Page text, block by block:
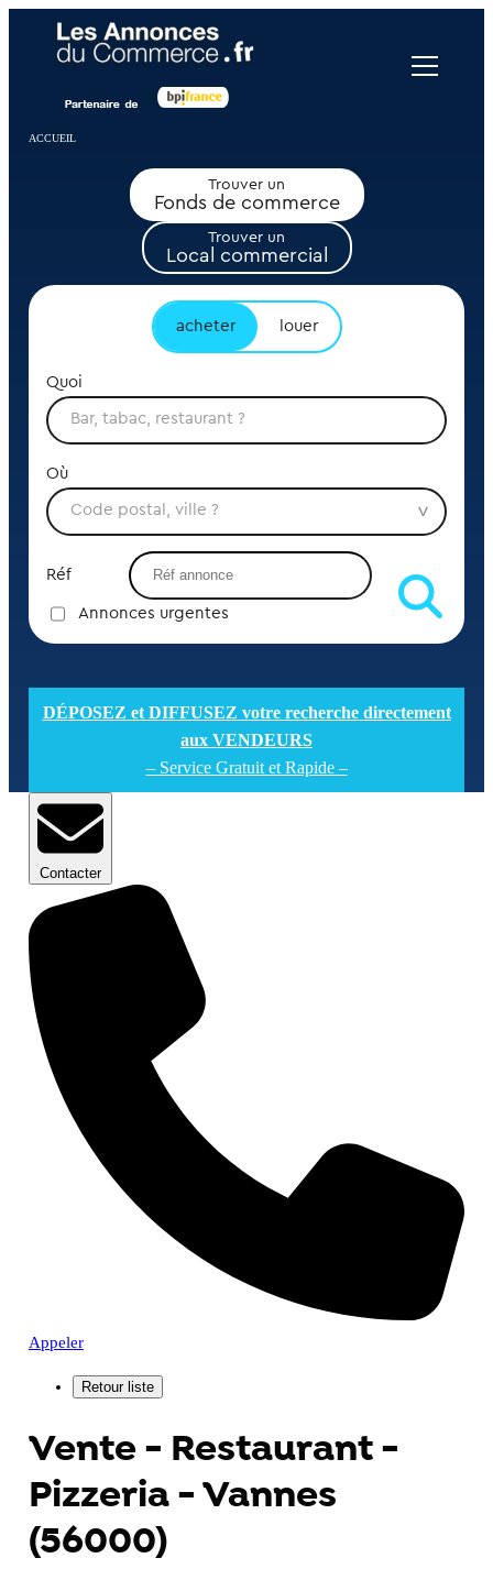
ACCUEIL
Trouver un
Fonds de commerce
Trouver un
Local commercial
acheter louer
Quoi
Où
Réf
Annonces urgentes
DÉPOSEZ et DIFFUSEZ votre recherche directement
aux VENDEURS
– Service Gratuit et Rapide –
Contacter
Appeler
Vente - Restaurant -
Pizzeria - Vannes
(56000)
Panneau de gestion des cookies